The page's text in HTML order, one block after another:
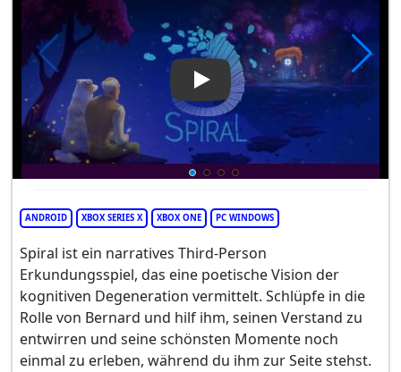
Play Video: Spiral
ANDROID XBOX SERIES X XBOX ONE PC WINDOWS
Spiral ist ein narratives Third-Person
Erkundungsspiel, das eine poetische Vision der
kognitiven Degeneration vermittelt. Schlüpfe in die
Rolle von Bernard und hilf ihm, seinen Verstand zu
entwirren und seine schönsten Momente noch
einmal zu erleben, während du ihm zur Seite stehst.